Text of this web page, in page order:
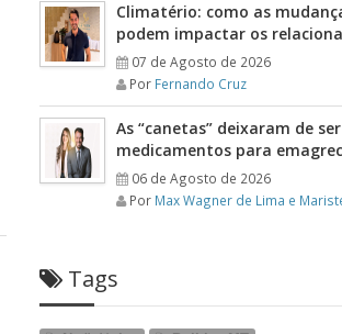
Climatério: como as
podem impactar os
07 de Agosto de 2026
Por Fernando Cruz
As “canetas” deixaram de
medicamentos para
06 de Agosto de 2026
Por Max Wagner de Lima e
Tags